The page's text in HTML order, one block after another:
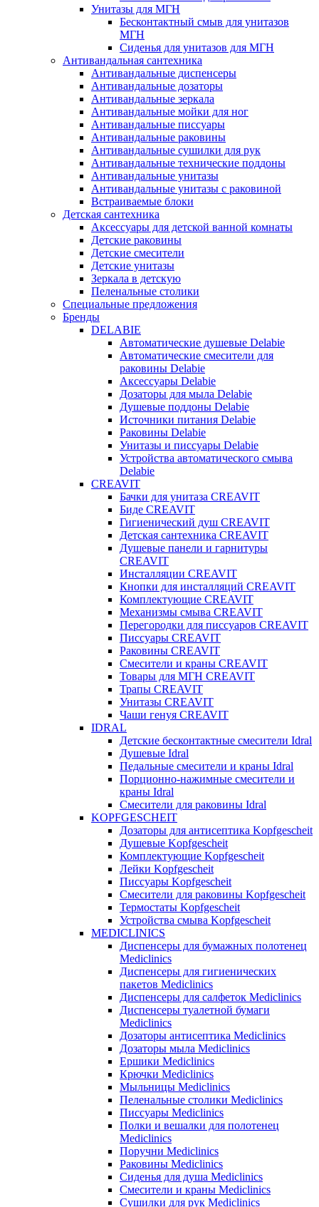
Унитазы для МГН
Бесконтактный смыв для унитазов
МГН
Сиденья для унитазов для МГН
Антивандальная сантехника
Антивандальные диспенсеры
Антивандальные дозаторы
Антивандальные зеркала
Антивандальные мойки для ног
Антивандальные писсуары
Антивандальные раковины
Антивандальные сушилки для рук
Антивандальные технические поддоны
Антивандальные унитазы
Антивандальные унитазы с раковиной
Встраиваемые блоки
Детская сантехника
Аксессуары для детской ванной комнаты
Детские раковины
Детские смесители
Детские унитазы
Зеркала в детскую
Пеленальные столики
Специальные предложения
Бренды
DELABIE
Автоматические душевые Delabie
Автоматические смесители для
раковины Delabie
Аксессуары Delabie
Дозаторы для мыла Delabie
Душевые поддоны Delabie
Источники питания Delabie
Раковины Delabie
Унитазы и писсуары Delabie
Устройства автоматического смыва
Delabie
CREAVIT
Бачки для унитаза CREAVIT
Биде CREAVIT
Гигиенический душ CREAVIT
Детская сантехника CREAVIT
Душевые панели и гарнитуры
CREAVIT
Инсталляции CREAVIT
Кнопки для инсталляций CREAVIT
Комплектующие CREAVIT
Механизмы смыва CREAVIT
Перегородки для писсуаров CREAVIT
Писсуары CREAVIT
Раковины CREAVIT
Смесители и краны CREAVIT
Товары для МГН CREAVIT
Трапы CREAVIT
Унитазы CREAVIT
Чаши генуя CREAVIT
IDRAL
Детские бесконтактные смесители Idral
Душевые Idral
Педальные смесители и краны Idral
Порционно-нажимные смесители и
краны Idral
Смеcители для раковины Idral
KOPFGESCHEIT
Дозаторы для антисептика Kopfgescheit
Душевые Kopfgescheit
Комплектующие Kopfgescheit
Лейки Kopfgescheit
Писсуары Kopfgescheit
Смесители для раковины Kopfgescheit
Термостаты Kopfgescheit
Устройства смыва Kopfgescheit
MEDICLINICS
Диспенсеры для бумажных полотенец
Mediclinics
Диспенсеры для гигиенических
пакетов Mediclinics
Диспенсеры для салфеток Mediclinics
Диспенсеры туалетной бумаги
Mediclinics
Дозаторы антисептика Mediclinics
Дозаторы мыла Mediclinics
Ершики Mediclinics
Крючки Mediclinics
Мыльницы Mediclinics
Пеленальные столики Mediclinics
Писсуары Mediclinics
Полки и вешалки для полотенец
Mediclinics
Поручни Mediclinics
Раковины Mediclinics
Сиденья для душа Mediclinics
Смесители и краны Mediclinics
Сушилки для рук Mediclinics